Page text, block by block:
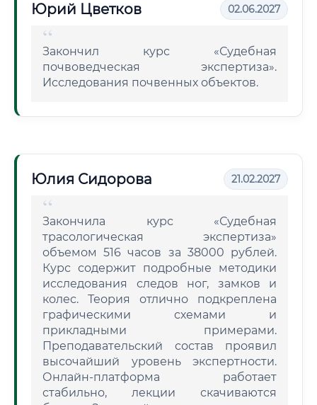
Юрий Цветков 02.06.2027
Закончил курс «Судебная
почвоведческая экспертиза».
Исследования почвенных объектов.
Юлия Сидорова 21.02.2027
Закончила курс «Судебная
трасологическая экспертиза»
объемом 516 часов за 38000 рублей.
Курс содержит подробные методики
исследования следов ног, замков и
колес. Теория отлично подкреплена
графическими схемами и
прикладными примерами.
Преподавательский состав проявил
высочайший уровень экспертности.
Онлайн-платформа работает
стабильно, лекции скачиваются